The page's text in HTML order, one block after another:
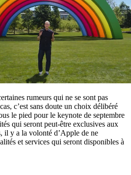
rumeurs qui ne se sont pas
c’est sans doute un choix délibéré
le pied pour le keynote de septembre
qui seront peut-être exclusives aux
il y a la volonté d’Apple de ne
et services qui seront disponibles à